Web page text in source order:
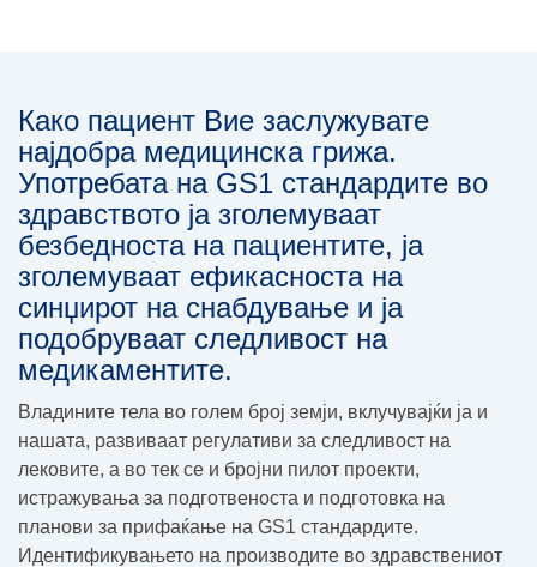
Како пациент Вие заслужувате
најдобра медицинска грижа.
Употребата на GS1 стандардите во
здравството ја зголемуваат
безбедноста на пациентите, ја
зголемуваат ефикасноста на
синџирот на снабдување и ја
подобруваат следливост на
медикаментите.
Владините тела во голем број земји, вклучувајќи ја и
нашата, развиваат регулативи за следливост на
лековите, а во тек се и бројни пилот проекти,
истражувања за подготвеноста и подготовка на
планови за прифаќање на GS1 стандардите.
Идентификувањето на производите во здравствениот